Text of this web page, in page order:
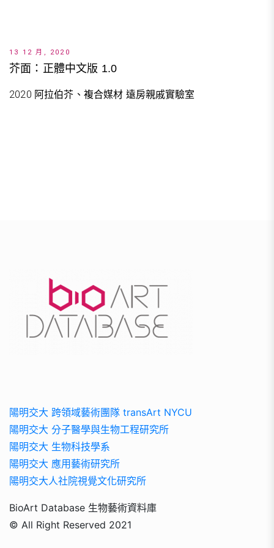
13 12 月, 2020
芥面：正體中文版 1.0
2020 阿拉伯芥、複合媒材 遠房親戚實驗室
陽明交大 跨領域藝術團隊 transArt NYCU
陽明交大 分子醫學與生物工程研究所
陽明交大 生物科技學系
陽明交大 應用藝術研究所
陽明交大人社院視覺文化研究所
BioArt Database 生物藝術資料庫
© All Right Reserved 2021